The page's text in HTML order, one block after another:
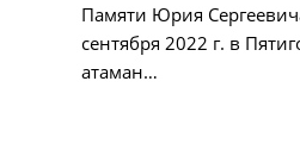
Памяти Юрия
сентября 2022 г. в
атаман…